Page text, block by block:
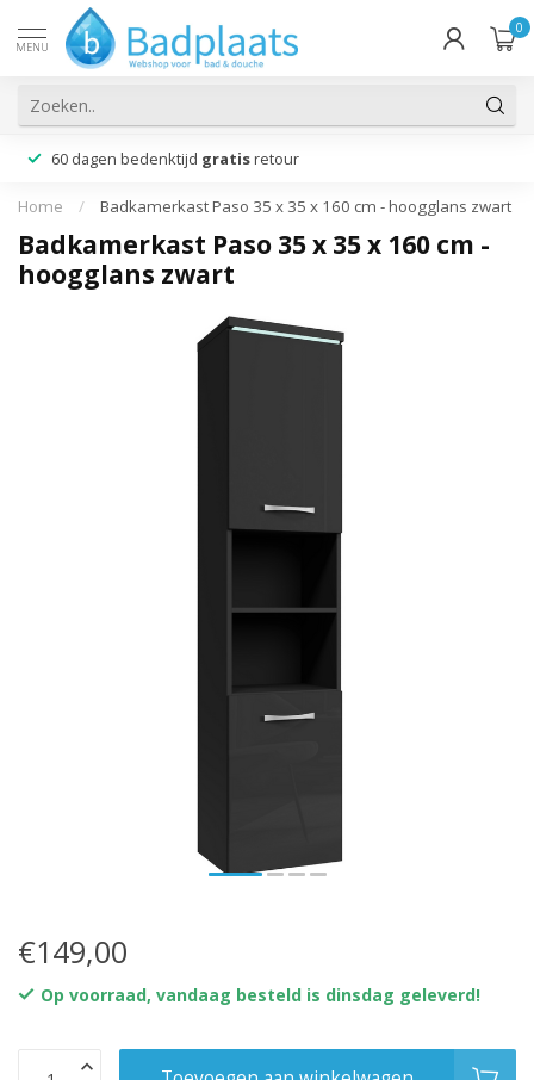
MENU
0
60 dagen bedenktijd gratis retour
Home / Badkamerkast Paso 35 x 35 x 160 cm - hoogglans zwart
Badkamerkast Paso 35 x 35 x 160 cm -
hoogglans zwart
€149,00
Op voorraad, vandaag besteld is dinsdag geleverd!